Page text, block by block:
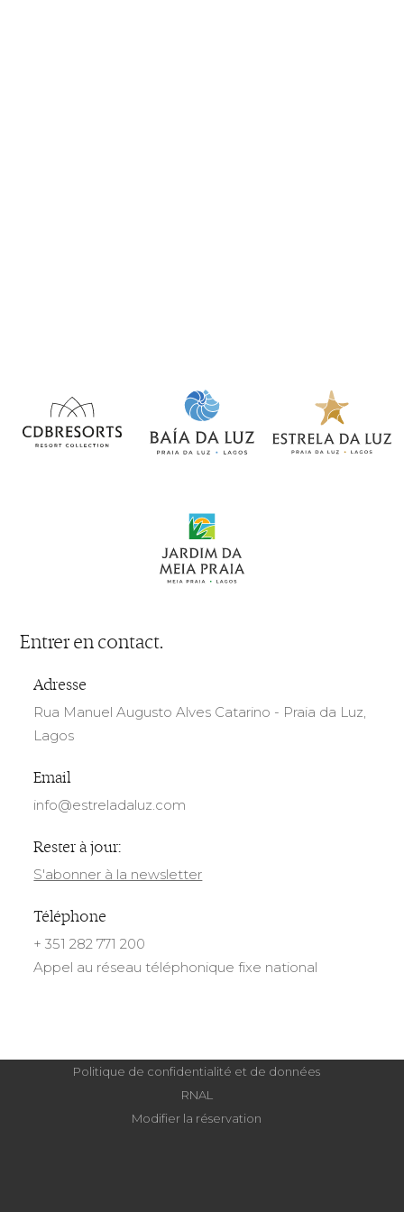
Entrer en contact.
Adresse
Rua Manuel Augusto Alves Catarino - Praia da Luz,
Lagos
Email
info@estreladaluz.com
Rester à jour:
S'abonner à la newsletter
Téléphone
+ 351 282 771 200
Appel au réseau téléphonique fixe national
Politique de confidentialité et de données
RNAL
Modifier la réservation